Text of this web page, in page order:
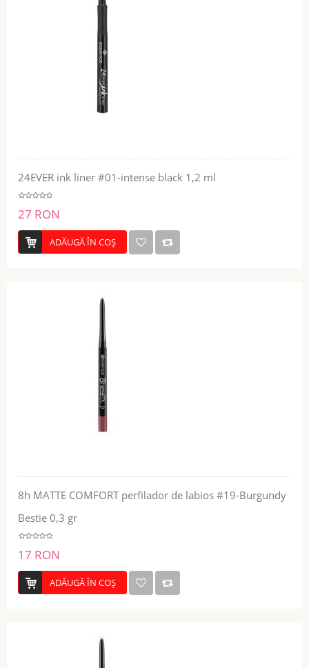
24EVER ink liner #01-intense black 1,2 ml
27 RON
ADĂUGĂ ÎN COŞ
8h MATTE COMFORT perfilador de labios #19-Burgundy
Bestie 0,3 gr
17 RON
ADĂUGĂ ÎN COŞ